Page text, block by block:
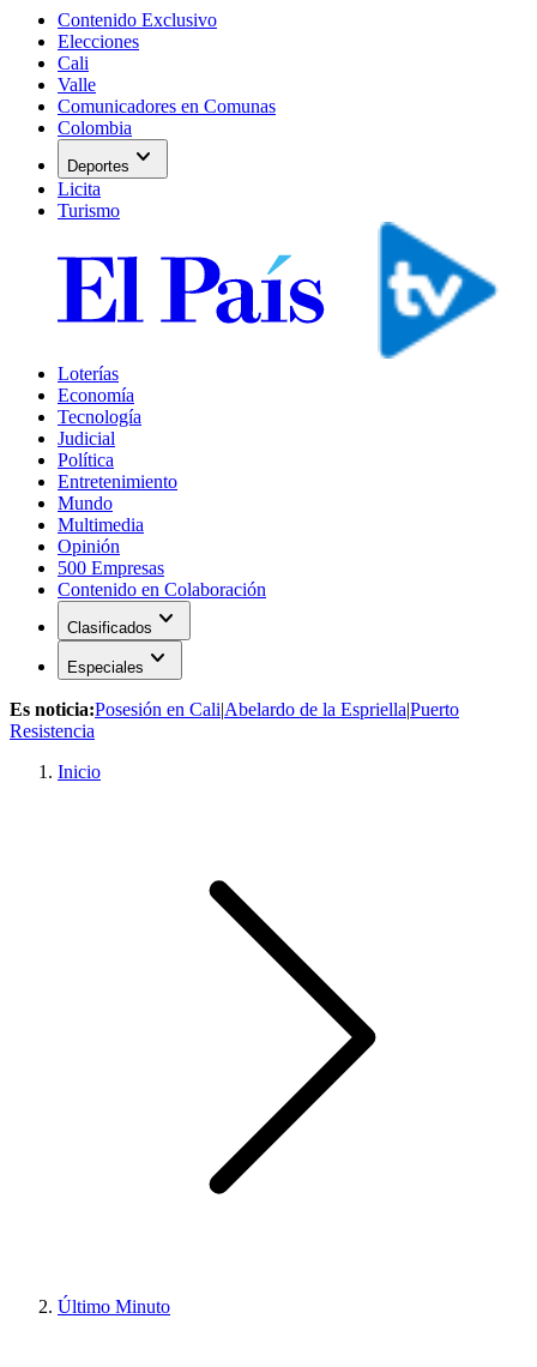
Contenido Exclusivo
Elecciones
Cali
Valle
Comunicadores en Comunas
Colombia
Deportes expand_more
Licita
Turismo
Loterías
Economía
Tecnología
Judicial
Política
Entretenimiento
Mundo
Multimedia
Opinión
500 Empresas
Contenido en Colaboración
Clasificados expand_more
Especiales expand_more
Es noticia:Posesión en Cali|Abelardo de la Espriella|Puerto
Resistencia
Inicio
Último Minuto